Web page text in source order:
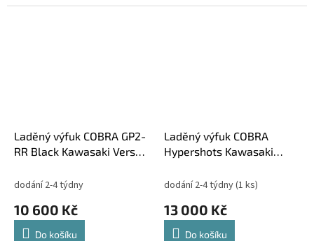
Laděný výfuk COBRA GP2-
RR Black Kawasaki Versys
dodání 2-4 týdny
10 600 Kč
Do košíku
Laděný výfuk COBRA
Hypershots Kawasaki
dodání 2-4 týdny(1 ks)
13 000 Kč
Do košíku